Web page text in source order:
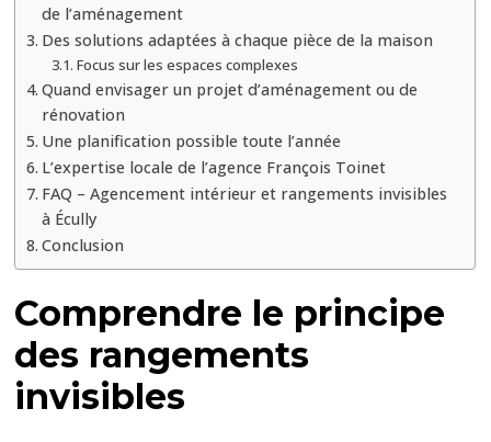
de l’aménagement
Des solutions adaptées à chaque pièce de la maison
Focus sur les espaces complexes
Quand envisager un projet d’aménagement ou de
rénovation
Une planification possible toute l’année
L’expertise locale de l’agence François Toinet
FAQ – Agencement intérieur et rangements invisibles
à Écully
Conclusion
Comprendre le principe
des rangements
invisibles